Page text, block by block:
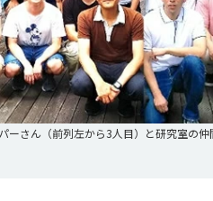
ーさん（前列左から3人目）と研究室の仲